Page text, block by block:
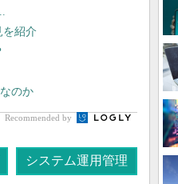
を紹介
のか
Recommended by
システム運用管理